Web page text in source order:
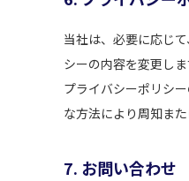
当社は、必要に応じ
シーの内容を変更し
プライバシーポリシ
な方法により周知また
7. お問い合わせ